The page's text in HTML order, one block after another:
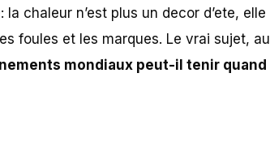
chaleur n’est plus un decor d’ete,
foules et les marques. Le vrai sujet,
mondiaux peut-il tenir